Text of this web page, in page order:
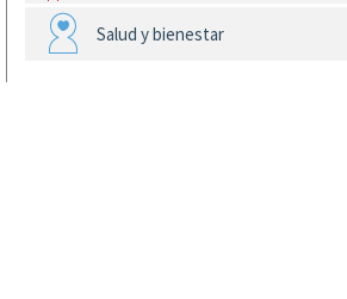
Salud y bienestar